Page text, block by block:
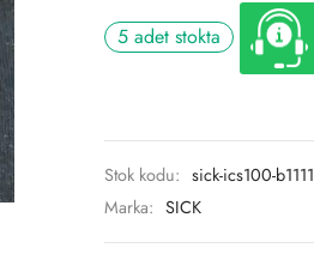
5 adet stokta
Stok kodu: sick-ics100-b1111
Marka: SICK